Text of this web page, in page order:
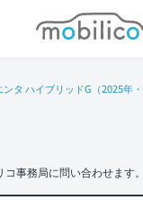
モビリコ
ンタ ハイブリッドG（2025年
事務局に問い合わせます。